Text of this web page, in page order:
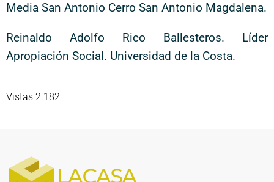
Media San Antonio Cerro San Antonio Magdalena.
Reinaldo Adolfo Rico Ballesteros. Líder
Apropiación Social. Universidad de la Costa.
Vistas 2.182